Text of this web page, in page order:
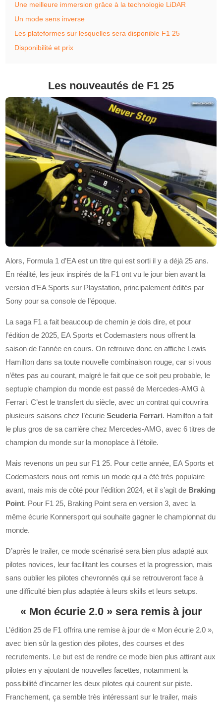
Une meilleure immersion grâce à la technologie LiDAR
Un mode sens inverse
Les plateformes sur lesquelles sera disponible F1 25
Disponibilité et prix
Les nouveautés de F1 25
Alors, Formula 1 d’EA est un titre qui est sorti il y a déjà 25 ans.
En réalité, les jeux inspirés de la F1 ont vu le jour bien avant la
version d’EA Sports sur Playstation, principalement édités par
Sony pour sa console de l’époque.
La saga F1 a fait beaucoup de chemin je dois dire, et pour
l’édition de 2025, EA Sports et Codemasters nous offrent la
saison de l’année en cours. On retrouve donc en affiche Lewis
Hamilton dans sa toute nouvelle combinaison rouge, car si vous
n’êtes pas au courant, malgré le fait que ce soit peu probable, le
septuple champion du monde est passé de Mercedes-AMG à
Ferrari. C’est le transfert du siècle, avec un contrat qui couvrira
plusieurs saisons chez l’écurieScuderia Ferrari. Hamilton a fait
le plus gros de sa carrière chez Mercedes-AMG, avec 6 titres de
champion du monde sur la monoplace à l’étoile.
Mais revenons un peu sur F1 25. Pour cette année, EA Sports et
Codemasters nous ont remis un mode qui a été très populaire
avant, mais mis de côté pour l’édition 2024, et il s’agit de Braking
Point. Pour F1 25, Braking Point sera en version 3, avec la
même écurie Konnersport qui souhaite gagner le championnat du
monde.
D’après le trailer, ce mode scénarisé sera bien plus adapté aux
pilotes novices, leur facilitant les courses et la progression, mais
sans oublier les pilotes chevronnés qui se retrouveront face à
une difficulté bien plus adaptée à leurs skills et leurs setups.
« Mon écurie 2.0 » sera remis à jour
L’édition 25 de F1 offrira une remise à jour de « Mon écurie 2.0 »,
avec bien sûr la gestion des pilotes, des courses et des
recrutements. Le but est de rendre ce mode bien plus attirant aux
pilotes en y ajoutant de nouvelles facettes, notamment la
possibilité d’incarner les deux pilotes qui courent sur piste.
Franchement, ça semble très intéressant sur le trailer, mais